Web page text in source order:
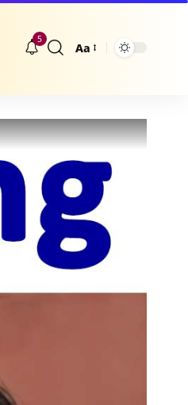
5
Größenänderung
Aa